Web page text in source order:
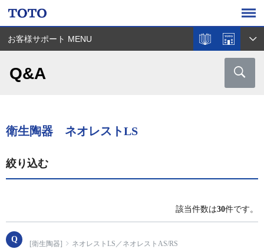
お客様サポート MENU
Q&A
衛生陶器 ネオレストLS
絞り込む
該当件数は30件です。
[衛生陶器] ネオレストLS／ネオレストAS/RS